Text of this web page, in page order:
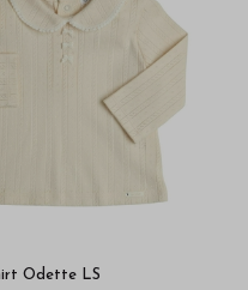
Odette LS